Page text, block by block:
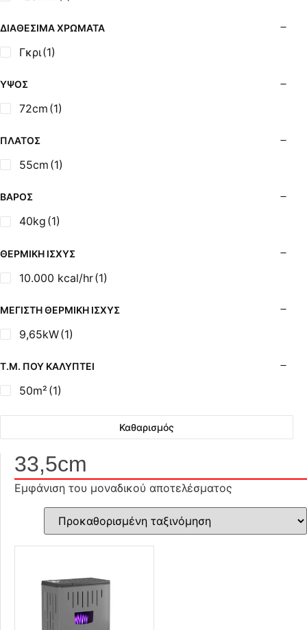
Σόμπες Ξύλου από Ατσάλι με Φούρνο
Σόμπες Πετρελαίου (Alfatherm)
Σόμπες Πετρελαίου (Assos)
Σόμπες Πετρελαίου (StarStoves)
Σόμπες Πετρελαίου (ΟΒΕΛ)
Σόμπες Πετρελαίου Αερόθερμες (Agorastos)
Σόμπες Υγραερίου
Σούβλες - Εργαλεία Ψησίματος BBQ
Σωλήνες (Μπουριά), Εξαρτήματα Σόμπας
Τζάκια - Εστίες
Ψησταριές
ΔΙΑΘΈΣΙΜΑ ΧΡΏΜΑΤΑ
Γκρι(1)
ΎΨΟΣ
72cm (1)
ΠΛΆΤΟΣ
55cm (1)
ΒΆΡΟΣ
40kg (1)
ΘΕΡΜΙΚΉ ΙΣΧΎΣ
10.000 kcal/hr(1)
ΜΈΓΙΣΤΗ ΘΕΡΜΙΚΉ ΙΣΧΎΣ
9,65kW(1)
Τ.Μ. ΠΟΥ ΚΑΛΎΠΤΕΙ
50m² (1)
Καθαρισμός
33,5cm
Εμφάνιση του μοναδικού αποτελέσματος